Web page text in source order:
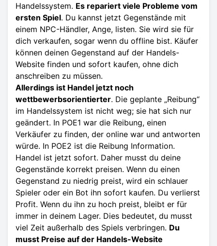
Handelssystem. Es repariert viele Probleme vom
ersten Spiel. Du kannst jetzt Gegenstände mit
einem NPC-Händler, Ange, listen. Sie wird sie für
dich verkaufen, sogar wenn du offline bist. Käufer
können deinen Gegenstand auf der Handels-
Website finden und sofort kaufen, ohne dich
anschreiben zu müssen.
Allerdings ist Handel jetzt noch
wettbewerbsorientierter. Die geplante „Reibung“
im Handelssystem ist nicht weg; sie hat sich nur
geändert. In POE1 war die Reibung, einen
Verkäufer zu finden, der online war und antworten
würde. In POE2 ist die Reibung Information.
Handel ist jetzt sofort. Daher musst du deine
Gegenstände korrekt preisen. Wenn du einen
Gegenstand zu niedrig preist, wird ein schlauer
Spieler oder ein Bot ihn sofort kaufen. Du verlierst
Profit. Wenn du ihn zu hoch preist, bleibt er für
immer in deinem Lager. Dies bedeutet, du musst
viel Zeit außerhalb des Spiels verbringen. Du
musst Preise auf der Handels-Website